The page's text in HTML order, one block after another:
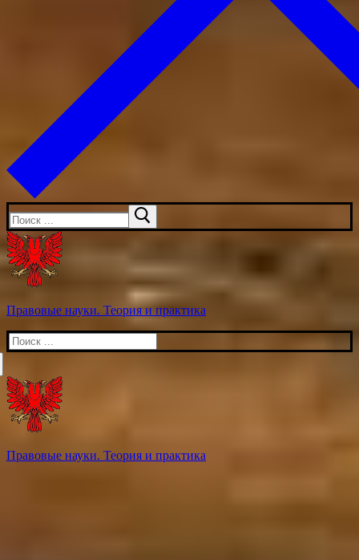
Искать:
Правовые науки. Теория и практика
Искать:
Правовые науки. Теория и практика